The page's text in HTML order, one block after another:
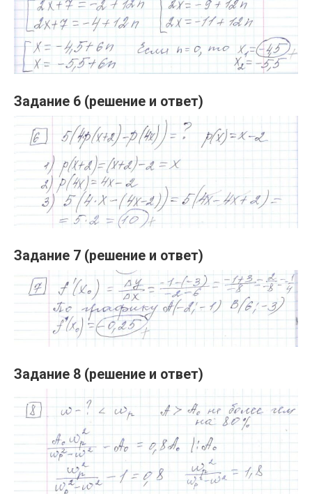
Задание 6 (решение и ответ)
Задание 7 (решение и ответ)
Задание 8 (решение и ответ)